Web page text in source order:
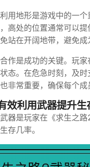
用地形是游戏中的一
高处的位置通常可以
站在开阔地带，避免成
作是成功的关键。玩
态。在危急时刻，及
非常重要，确保每个
效利用武器提升生
器是玩家在《求生之
存几率。